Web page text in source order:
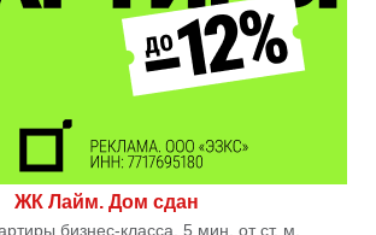
ЖК Лайм. Дом сдан
бизнес-класса. 5 мин. от ст. м.